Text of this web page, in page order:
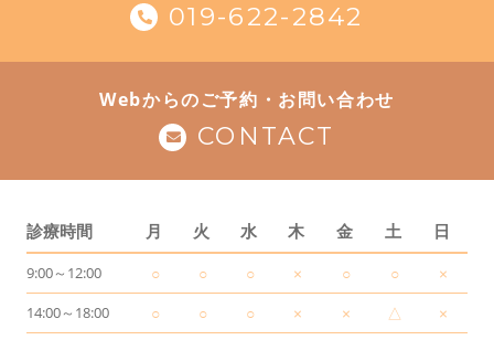
019-622-2842
Webからのご予約・お問い合わせ
CONTACT
診療時間 月 火 水 木 金 土 日
9:00～12:00 ○ ○ ○ × ○ ○ ×
14:00～18:00 ○ ○ ○ × × △ ×